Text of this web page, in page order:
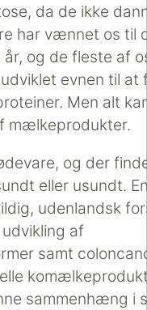
da de ikke
har vænnet os til
og de fleste af
evnen til at
Men alt
mælkeprodukter.
og der
eller usundt.
udenlandsk
af
samt
sammenhæng i